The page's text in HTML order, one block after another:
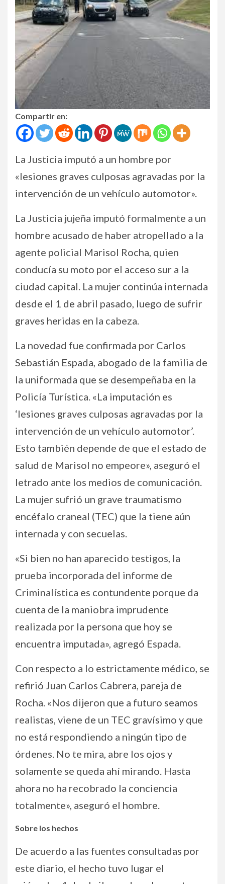
Compartir en:
La Justicia imputó a un hombre por
«lesiones graves culposas agravadas por la
intervención de un vehículo automotor».
La Justicia jujeña imputó formalmente a un
hombre acusado de haber atropellado a la
agente policial Marisol Rocha, quien
conducía su moto por el acceso sur a la
ciudad capital. La mujer continúa internada
desde el 1 de abril pasado, luego de sufrir
graves heridas en la cabeza.
La novedad fue confirmada por Carlos
Sebastián Espada, abogado de la familia de
la uniformada que se desempeñaba en la
Policía Turística. «La imputación es
‘lesiones graves culposas agravadas por la
intervención de un vehículo automotor’.
Esto también depende de que el estado de
salud de Marisol no empeore», aseguró el
letrado ante los medios de comunicación.
La mujer sufrió un grave traumatismo
encéfalo craneal (TEC) que la tiene aún
internada y con secuelas.
«Si bien no han aparecido testigos, la
prueba incorporada del informe de
Criminalística es contundente porque da
cuenta de la maniobra imprudente
realizada por la persona que hoy se
encuentra imputada», agregó Espada.
Con respecto a lo estrictamente médico, se
refirió Juan Carlos Cabrera, pareja de
Rocha. «Nos dijeron que a futuro seamos
realistas, viene de un TEC gravísimo y que
no está respondiendo a ningún tipo de
órdenes. No te mira, abre los ojos y
solamente se queda ahí mirando. Hasta
ahora no ha recobrado la conciencia
totalmente», aseguró el hombre.
Sobre los hechos
De acuerdo a las fuentes consultadas por
este diario, el hecho tuvo lugar el